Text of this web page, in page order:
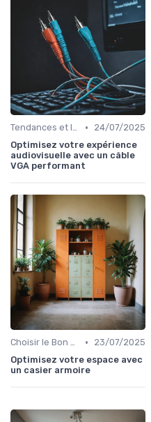
Tendances et Innovations •
24/07/2025
Optimisez votre expérience
audiovisuelle avec un câble
VGA performant
Choisir le Bon Appareil •
23/07/2025
Optimisez votre espace avec
un casier armoire